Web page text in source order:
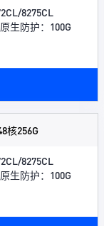
8275CL
生防护：100G
核256G
8275CL
生防护：100G